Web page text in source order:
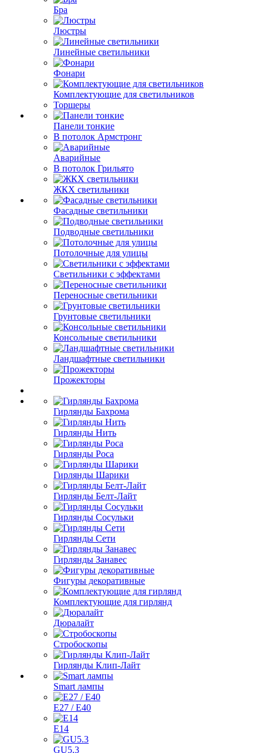
Бра
Люстры
Линейные светильники
Фонари
Комплектующие для светильников
Торшеры
Панели тонкие
В потолок Армстронг
Аварийные
В потолок Грильято
ЖКХ светильники
Фасадные светильники
Подводные светильники
Потолочные для улицы
Светильники с эффектами
Переносные светильники
Грунтовые светильники
Консольные светильники
Ландшафтные светильники
Прожекторы
Гирлянды Бахрома
Гирлянды Нить
Гирлянды Роса
Гирлянды Шарики
Гирлянды Белт-Лайт
Гирлянды Сосульки
Гирлянды Сети
Гирлянды Занавес
Фигуры декоративные
Комплектующие для гирлянд
Дюралайт
Стробоскопы
Гирлянды Клип-Лайт
Smart лампы
E27 / E40
E14
GU5.3